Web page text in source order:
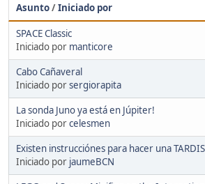
Asunto/Iniciado por
SPACE Classic
Iniciado por manticore
Cabo Cañaveral
Iniciado porsergiorapita
La sonda Juno ya está en Júpiter!
Iniciado porcelesmen
Existen instrucciónes para hacer una
Iniciado por jaumeBCN